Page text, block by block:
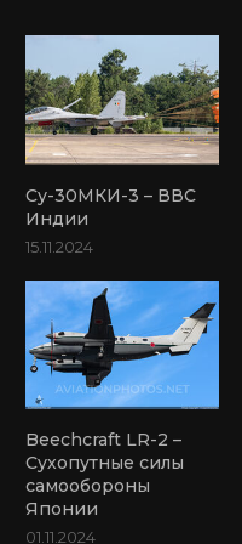
Су-30МКИ-3 – ВВС
Индии
15.11.2024
Beechcraft LR-2 –
Сухопутные силы
самообороны
Японии
01.11.2024